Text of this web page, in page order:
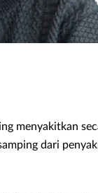
menyakitkan
dari